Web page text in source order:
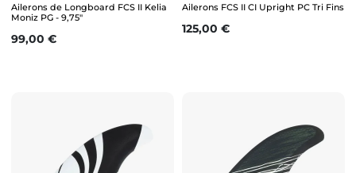
Ailerons de Longboard FCS II Kelia
Moniz PG - 9,75"
Prix
99,00 €
Ailerons FCS II CI Upright PC Tri Fins
Prix
125,00 €